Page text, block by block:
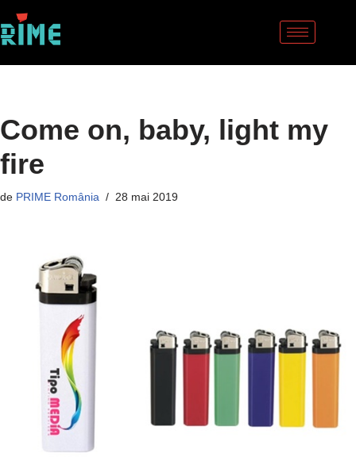
Sari
Come on, baby, light my
fire
de PRIME România 28 mai 2019